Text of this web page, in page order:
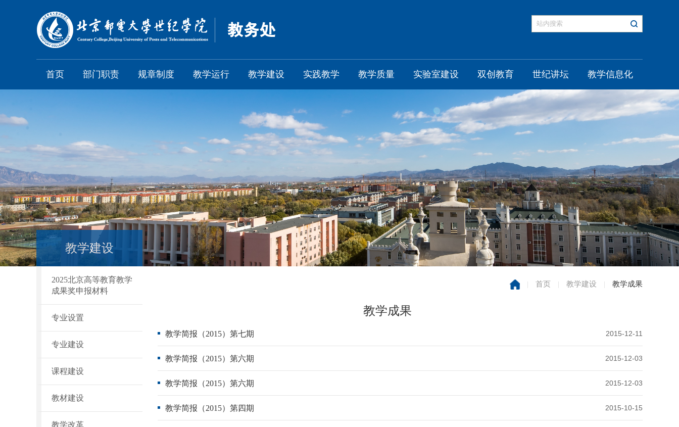
首页 部门职责 规章制度 教学运行 教学建设 实践教学 教学质量 实验室建设 双创教育 世纪讲坛 教学信息化
教学建设
2025北京高等教育教学
成果奖申报材料
专业设置
专业建设
课程建设
教材建设
教学改革
| 首页 | 教学建设 | 教学成果
教学成果
2015-12-11
教学简报（2015）第七期
2015-12-03
教学简报（2015）第六期
2015-12-03
教学简报（2015）第六期
2015-10-15
教学简报（2015）第四期